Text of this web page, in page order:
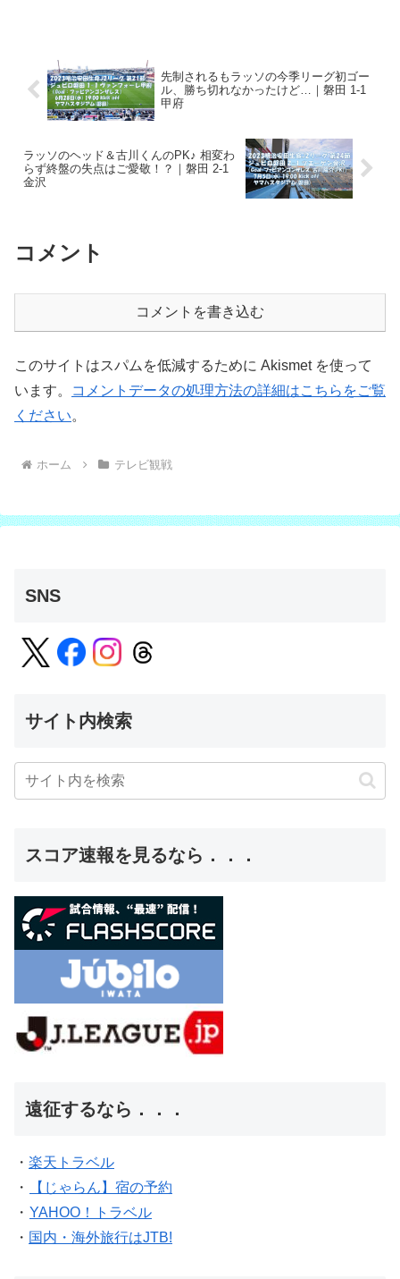
先制されるもラッソの今季リーグ初ゴー
ル、勝ち切れなかったけど…｜磐田 1-1
甲府
ラッソのヘッド＆古川くんのPK♪ 相変わ
らず終盤の失点はご愛敬！？｜磐田 2-1
金沢
コメント
コメントを書き込む
このサイトはスパムを低減するために Akismet を使って
います。
コメントデータの処理方法の詳細はこちらをご覧
ください。
ホーム テレビ観戦
SNS
サイト内検索
スコア速報を見るなら．．．
遠征するなら．．．
・ 楽天トラベル
・
【じゃらん】宿の予約
・ YAHOO！トラベル
・ 国内・海外旅行はJTB!